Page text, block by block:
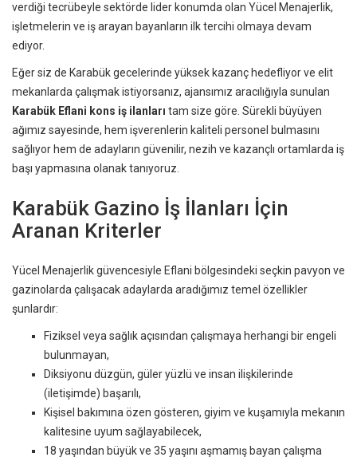
verdiği tecrübeyle sektörde lider konumda olan Yücel Menajerlik,
işletmelerin ve iş arayan bayanların ilk tercihi olmaya devam
ediyor.
Eğer siz de Karabük gecelerinde yüksek kazanç hedefliyor ve elit
mekanlarda çalışmak istiyorsanız, ajansımız aracılığıyla sunulan
Karabük Eflani kons iş ilanları tam size göre. Sürekli büyüyen
ağımız sayesinde, hem işverenlerin kaliteli personel bulmasını
sağlıyor hem de adayların güvenilir, nezih ve kazançlı ortamlarda iş
başı yapmasına olanak tanıyoruz.
Karabük Gazino İş İlanları İçin
Aranan Kriterler
Yücel Menajerlik güvencesiyle Eflani bölgesindeki seçkin pavyon ve
gazinolarda çalışacak adaylarda aradığımız temel özellikler
şunlardır:
Fiziksel veya sağlık açısından çalışmaya herhangi bir engeli
bulunmayan,
Diksiyonu düzgün, güler yüzlü ve insan ilişkilerinde
(iletişimde) başarılı,
Kişisel bakımına özen gösteren, giyim ve kuşamıyla mekanın
kalitesine uyum sağlayabilecek,
18 yaşından büyük ve 35 yaşını aşmamış bayan çalışma